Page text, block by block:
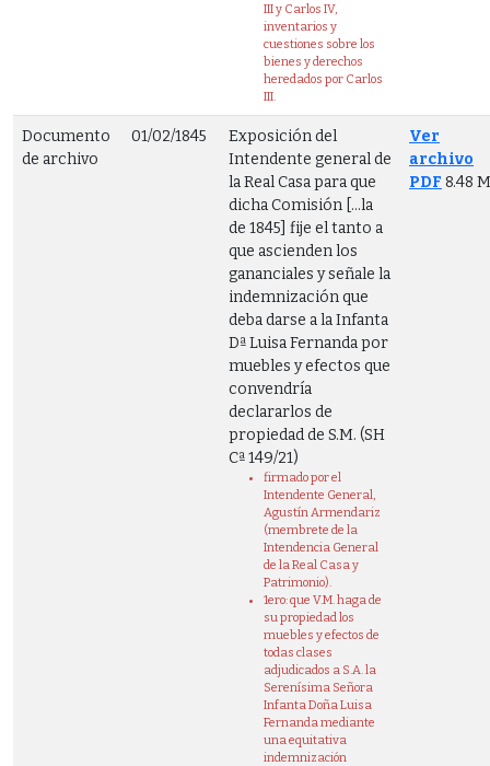
III y Carlos IV,
inventarios y
cuestiones sobre los
bienes y derechos
heredados por Carlos
III.
Documento
de archivo
01/02/1845
Exposición del
Intendente general de
la Real Casa para que
dicha Comisión [...la
de 1845] fije el tanto a
que ascienden los
gananciales y señale la
indemnización que
deba darse a la Infanta
Dª Luisa Fernanda por
muebles y efectos que
convendría
declararlos de
propiedad de S.M. (SH
Cª 149/21)
firmado por el
Intendente General,
Agustín Armendariz
(membrete de la
Intendencia General
de la Real Casa y
Patrimonio).
1ero: que V.M. haga de
su propiedad los
muebles y efectos de
todas clases
adjudicados a S.A. la
Serenísima Señora
Infanta Doña Luisa
Fernanda mediante
una equitativa
indemnización
Ver
archivo
PDF 8.48